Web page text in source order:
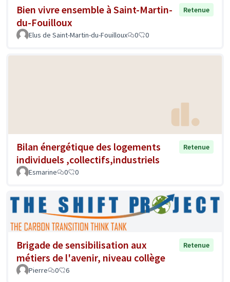
Bien vivre ensemble à Saint-Martin-
du-Fouilloux
Retenue
Elus de Saint-Martin-du-Fouilloux 0 0
Bilan énergétique des logements
individuels ,collectifs,industriels
Retenue
Esmarine 0 0
Brigade de sensibilisation aux
métiers de l'avenir, niveau collège
Retenue
Pierre 0 6